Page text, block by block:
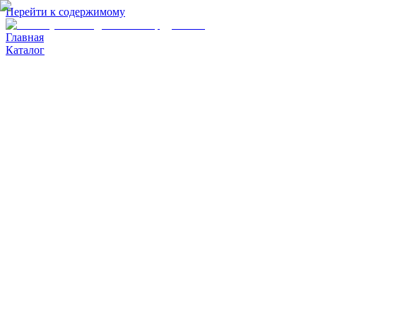
Перейти к содержимому
Главная
Каталог